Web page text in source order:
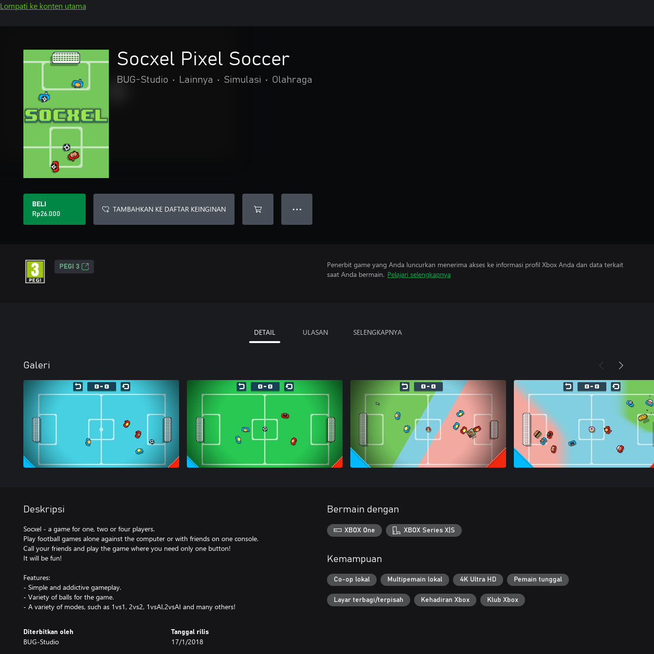
Lompati ke konten utama
Socxel Pixel Soccer
BUG-Studio • Lainnya • Simulasi • Olahraga
BELI
Rp26.000
TAMBAHKAN KE DAFTAR KEINGINAN ● ● ●
PEGI 3
Penerbit game yang Anda luncurkan menerima akses ke informasi profil Xbox Anda dan data terkait
saat Anda bermain. Pelajari selengkapnya
DETAIL ULASAN SELENGKAPNYA
Galeri
Deskripsi
Socxel - a game for one, two or four players.
Play football games alone against the computer or with friends on one console.
Call your friends and play the game where you need only one button!
It will be fun!
Features:
- Simple and addictive gameplay.
- Variety of balls for the game.
- A variety of modes, such as 1vs1, 2vs2, 1vsAI,2vsAI and many others!
Diterbitkan oleh
BUG-Studio
Tanggal rilis
17/1/2018
Bermain dengan
XBOX One XBOX Series X|S
Kemampuan
Co-op lokal Multipemain lokal 4K Ultra HD Pemain tunggal
Layar terbagi/terpisah Kehadiran Xbox Klub Xbox